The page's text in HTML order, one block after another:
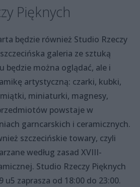
Pięknych
będzie również Studio Rzeczy
galeria ze sztuką
będzie można oglądać, ale i
artystyczną: czarki, kubki,
miniaturki, magnesy,
powstaje w
garncarskich i ceramicznych.
szczecińskie towary, czyli
według zasad XVIII-
Studio Rzeczy Pięknych
u5 zaprasza od 18:00 do 23:00.